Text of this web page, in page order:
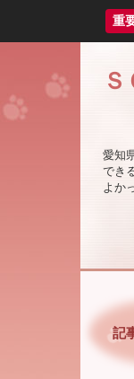
重
愛知
でき
よか
記